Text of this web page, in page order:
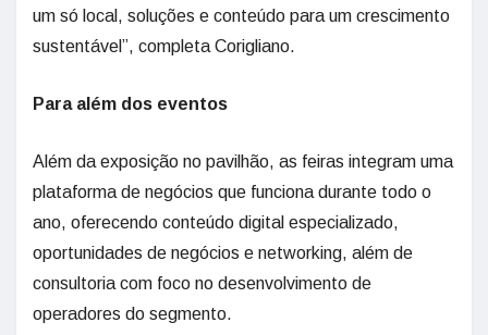
um só local, soluções e conteúdo para um crescimento
sustentável”, completa Corigliano.
Para além dos eventos
Além da exposição no pavilhão, as feiras integram uma
plataforma de negócios que funciona durante todo o
ano, oferecendo conteúdo digital especializado,
oportunidades de negócios e networking, além de
consultoria com foco no desenvolvimento de
operadores do segmento.